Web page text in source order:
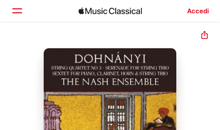
Accedi
Home
Scopri
Cerca